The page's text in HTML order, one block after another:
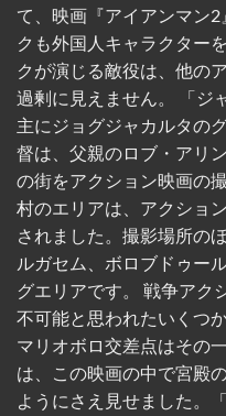
て、映画『アイアンマン
クも外国人キャラクター
クが演じる敵役は、他の
過剰に見えません。 「ジ
主にジョグジャカルタの
督は、父親のロブ・アリ
の街をアクション映画の
村のエリアは、アクショ
されました。撮影場所の
ルガセム、ボロブドゥー
グエリアです。 戦争アク
不可能と思われたいくつ
マリオボロ交差点はその
は、この映画の中で宮殿
ようにさえ見せました。